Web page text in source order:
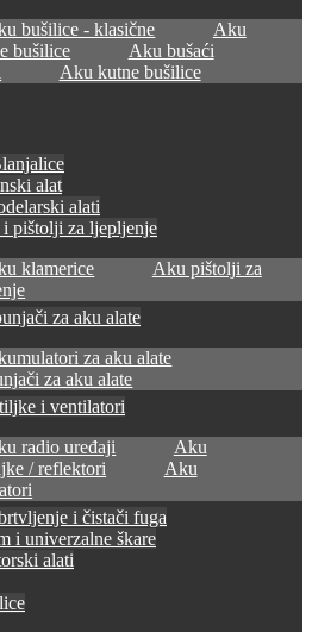
bušilice - klasične
Aku
bušilice
Aku bušaći
Aku kutne bušilice
alat
alati
pištolji za ljepljenje
klamerice
Aku pištolji za
za aku alate
za aku alate
za aku alate
i ventilatori
radio uređaji
Aku
/ reflektori
Aku
i čistači fuga
i univerzalne škare
alati